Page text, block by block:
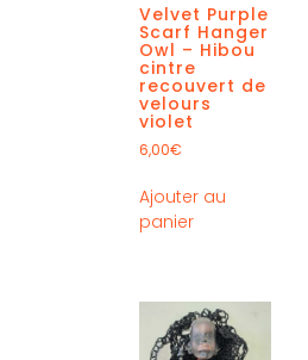
Velvet Purple
Scarf Hanger
Owl – Hibou
cintre
recouvert de
velours
violet
6,00€
Ajouter au
panier